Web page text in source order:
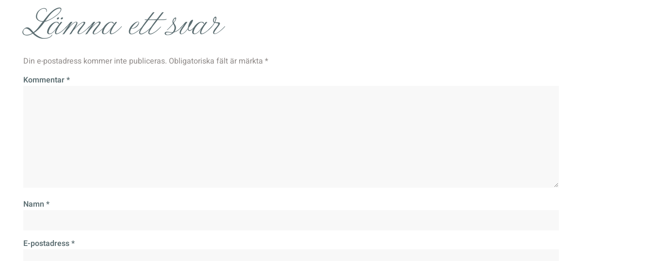
Lämna ett svar
Din e-postadress kommer inte publiceras. Obligatoriska fält är märkta *
Kommentar*
Namn *
E-postadress*